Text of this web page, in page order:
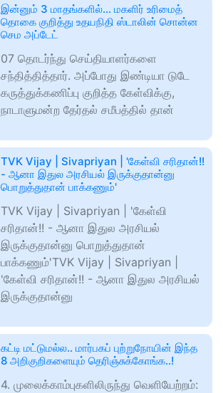
இன்னும் 3 மாதங்களில்... மகளிர் உரிமைத்
தொகை குறித்து உதயநிதி ஸ்டாலின் சொன்ன
செம அப்டேட்
07 தொடர்ந்து செய்தியாளர்களை
சந்தித்தித்தார். அப்போது இண்டியா டுடே
கருத்துக்கணிப்பு குறித்த கேள்விக்கு,
நாடாளுமன்ற தேர்தல் சமீபத்தில் தான்
TVK Vijay | Sivapriyan | 'கேள்வி சரிதான்!!
- ஆனா இதுல அரசியல் இருக்குதான்னு
பொறுத்துதான் பாக்கணும்'
TVK Vijay | Sivapriyan | 'கேள்வி
சரிதான்!! - ஆனா இதுல அரசியல்
இருக்குதான்னு பொறுத்துதான்
பாக்கணும்'TVK Vijay | Sivapriyan |
'கேள்வி சரிதான்!! - ஆனா இதுல அரசியல்
இருக்குதான்னு
கட்டி மட்டுமல்ல.. மார்பகப் புற்றுநோயின் இந்த
8 அறிகுறிகளையும் தெரிஞ்சுக்கோங்க..!
4. முலைக்காம்புகளிலிருந்து வெளியேற்றம்: